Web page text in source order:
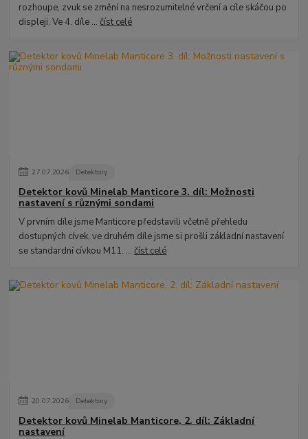
rozhoupe, zvuk se změní na nesrozumitelné vrčení a cíle skáčou po
displeji. Ve 4. díle ...číst celé
27.07.2026 Detektory
Detektor kovů Minelab Manticore 3. díl: Možnosti
nastavení s různými sondami
V prvním díle jsme Manticore představili včetně přehledu
dostupných cívek, ve druhém díle jsme si prošli základní nastavení
se standardní cívkou M11. ...číst celé
20.07.2026 Detektory
Detektor kovů Minelab Manticore, 2. díl: Základní
nastavení